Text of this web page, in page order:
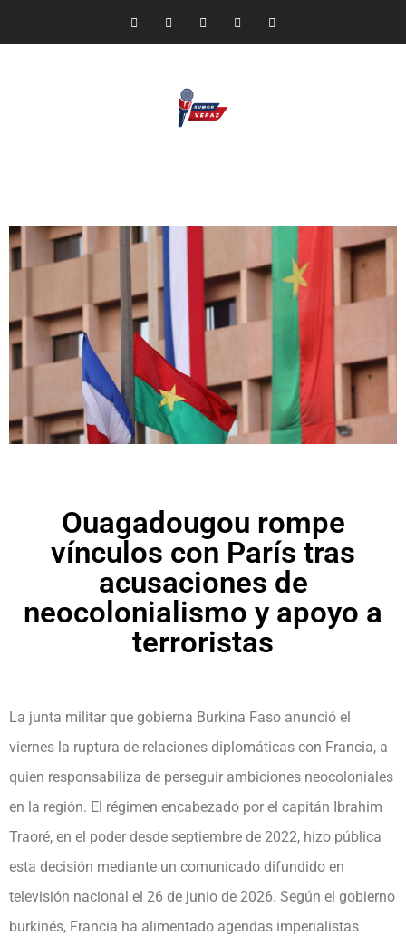
Ouagadougou rompe
vínculos con París tras
acusaciones de
neocolonialismo y apoyo a
terroristas
La junta militar que gobierna Burkina Faso anunció el
viernes la ruptura de relaciones diplomáticas con Francia, a
quien responsabiliza de perseguir ambiciones neocoloniales
en la región. El régimen encabezado por el capitán Ibrahim
Traoré, en el poder desde septiembre de 2022, hizo pública
esta decisión mediante un comunicado difundido en
televisión nacional el 26 de junio de 2026. Según el gobierno
burkinés, Francia ha alimentado agendas imperialistas